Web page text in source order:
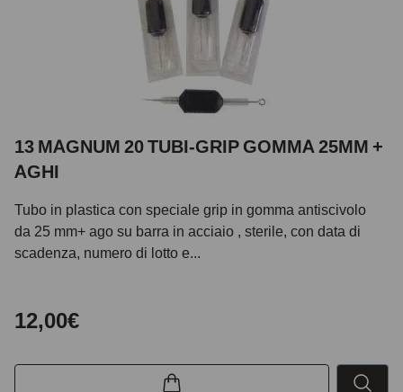
13 MAGNUM 20 TUBI-GRIP GOMMA 25MM +
AGHI
Tubo in plastica con speciale grip in gomma antiscivolo
da 25 mm+ ago su barra in acciaio , sterile, con data di
scadenza, numero di lotto e...
12,00€